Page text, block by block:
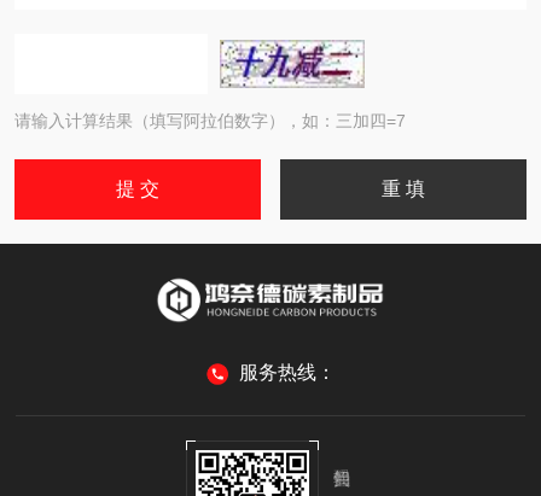
请输入计算结果（填写阿拉伯数字），如：三加四=7
服务热线：